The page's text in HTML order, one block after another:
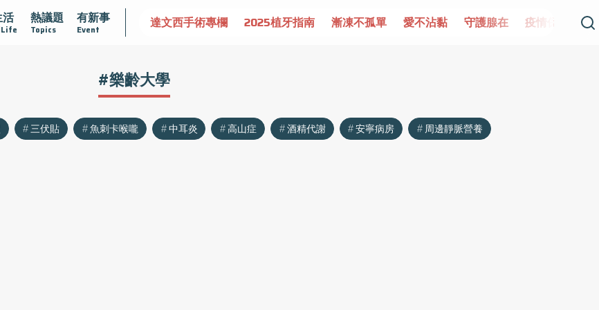
熱議題
Topics
有新事
Event
護腺肥大 守護骨骼健康 達文西手術專欄 2025植牙指南 漸凍不孤單 愛不沾黏 守護腺在 疫情保衛戰
#樂齡大學
三伏貼 魚刺卡喉嚨 中耳炎 高山症 酒精代謝 安寧病房 周邊靜脈營養